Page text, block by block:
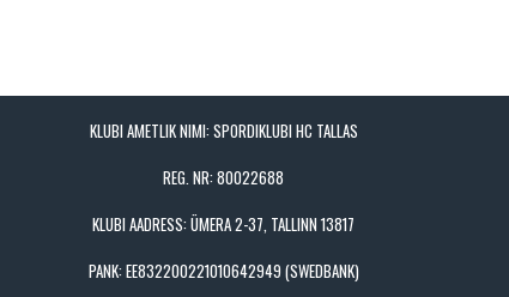
KLUBI AMETLIK NIMI: SPORDIKLUBI HC TALLAS
REG. NR: 80022688
KLUBI AADRESS: ÜMERA 2-37, TALLINN 13817
PANK: EE832200221010642949 (SWEDBANK)